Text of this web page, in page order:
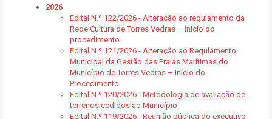
2026
Edital N.º 122/2026 - Alteração ao regulamento da
Rede Cultura de Torres Vedras – Início do
procedimento
Edital N.º 121/2026 - Alteração ao Regulamento
Municipal da Gestão das Praias Marítimas do
Município de Torres Vedras – Inicio do
Procedimento
Edital N.º 120/2026 - Metodologia de avaliação de
terrenos cedidos ao Município
Edital N.º 119/2026 - Reunião pública do executivo